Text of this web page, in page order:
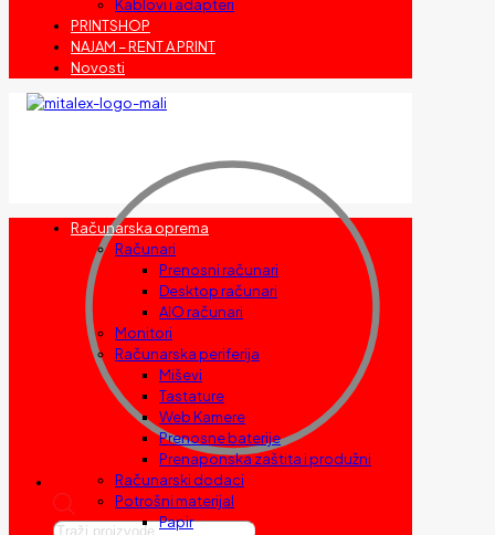
Kablovi i adapteri
PRINTSHOP
NAJAM – RENT A PRINT
Novosti
Products
Računarska oprema
Računari
Prenosni računari
Desktop računari
AIO računari
Monitori
Računarska periferija
Miševi
Tastature
Web Kamere
Prenosne baterije
Prenaponska zaštita i produžni
Računarski dodaci
Potrošni materijal
Papir